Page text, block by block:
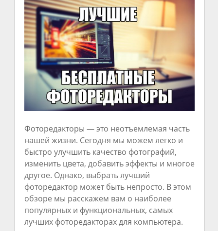
Фоторедакторы — это неотъемлемая часть
нашей жизни. Сегодня мы можем легко и
быстро улучшить качество фотографий,
изменить цвета, добавить эффекты и многое
другое. Однако, выбрать лучший
фоторедактор может быть непросто. В этом
обзоре мы расскажем вам о наиболее
популярных и функциональных, самых
лучших фоторедакторах для компьютера.